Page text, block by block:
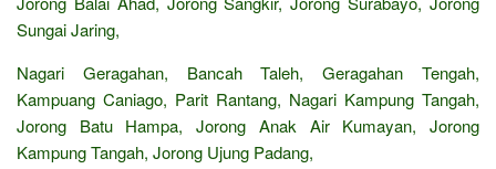
Sungai Jaring,
Nagari Geragahan, Bancah Taleh, Geragahan Tengah,
Kampuang Caniago, Parit Rantang, Nagari Kampung Tangah,
Jorong Batu Hampa, Jorong Anak Air Kumayan, Jorong
Kampung Tangah, Jorong Ujung Padang,